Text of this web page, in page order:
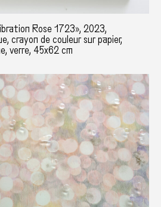
Rose 1723», 2023,
crayon de couleur sur papier,
verre, 45x62 cm